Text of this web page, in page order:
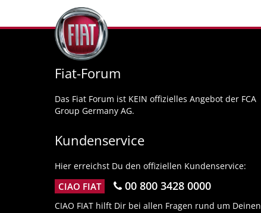
Fiat-Forum
Das Fiat Forum ist KEIN offizielles Angebot der FCA
Group Germany AG.
Kundenservice
Hier erreichst Du den offiziellen Kundenservice:
CIAO FIAT 00 800 3428 0000
CIAO FIAT hilft Dir bei allen Fragen rund um Deinen